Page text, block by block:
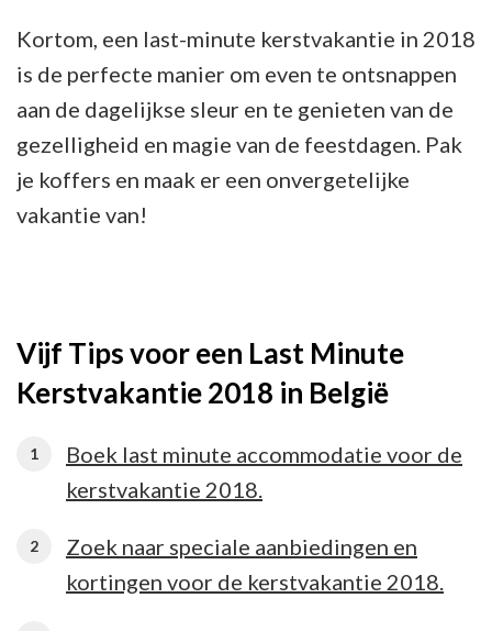
Kortom, een last-minute kerstvakantie in 2018
is de perfecte manier om even te ontsnappen
aan de dagelijkse sleur en te genieten van de
gezelligheid en magie van de feestdagen. Pak
je koffers en maak er een onvergetelijke
vakantie van!
Vijf Tips voor een Last Minute
Kerstvakantie 2018 in België
Boek last minute accommodatie voor de
kerstvakantie 2018.
Zoek naar speciale aanbiedingen en
kortingen voor de kerstvakantie 2018.